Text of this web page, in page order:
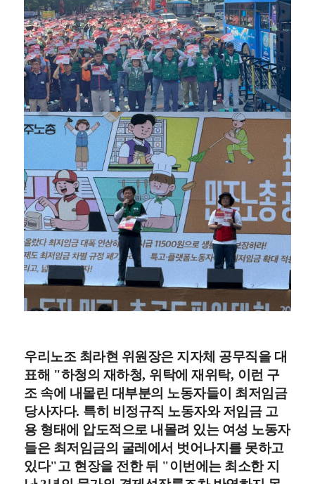
우리노조 최라현 위원장은 지자체 공무직을 대
표해 "하청의 재하청, 위탁에 재위탁, 이런 구
조 속에 내몰린 대부분의 노동자들이 최저임금
당사자다. 특히 비정규직 노동자와 저임금 고
용 형태에 압도적으로 내몰려 있는 여성 노동자
들은 최저임금의 굴레에서 벗어나지를 못하고
있다"고 현장을 전한 뒤 "이번에는 최소한 지